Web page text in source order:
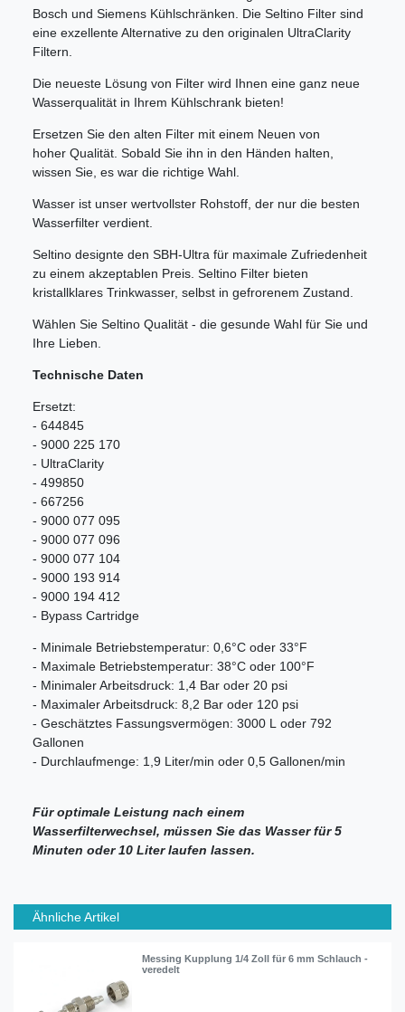
Bosch und Siemens Kühlschränken. Die Seltino Filter sind
eine exzellente Alternative zu den originalen UltraClarity
Filtern.
Die neueste Lösung von Filter wird Ihnen eine ganz neue
Wasserqualität in Ihrem Kühlschrank bieten!
Ersetzen Sie den alten Filter mit einem Neuen von
hoher Qualität. Sobald Sie ihn in den Händen halten,
wissen Sie, es war die richtige Wahl.
Wasser ist unser wertvollster Rohstoff, der nur die besten
Wasserfilter verdient.
Seltino designte den SBH-Ultra für maximale Zufriedenheit
zu einem akzeptablen Preis. Seltino Filter bieten
kristallklares Trinkwasser, selbst in gefrorenem Zustand.
Wählen Sie Seltino Qualität - die gesunde Wahl für Sie und
Ihre Lieben.
Technische Daten
Ersetzt:
- 644845
- 9000 225 170
- UltraClarity
- 499850
- 667256
- 9000 077 095
- 9000 077 096
- 9000 077 104
- 9000 193 914
- 9000 194 412
- Bypass Cartridge
- Minimale Betriebstemperatur: 0,6°C oder 33°F
- Maximale Betriebstemperatur: 38°C oder 100°F
- Minimaler Arbeitsdruck: 1,4 Bar oder 20 psi
- Maximaler Arbeitsdruck: 8,2 Bar oder 120 psi
- Geschätztes Fassungsvermögen: 3000 L oder 792
Gallonen
- Durchlaufmenge: 1,9 Liter/min oder 0,5 Gallonen/min
Für optimale Leistung nach einem
Wasserfilterwechsel, müssen Sie das Wasser für 5
Minuten oder 10 Liter laufen lassen.
Ähnliche Artikel
Messing Kupplung 1/4 Zoll für 6 mm Schlauch -
veredelt